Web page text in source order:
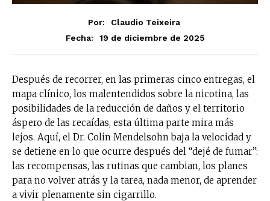
Por:
Claudio Teixeira
Fecha:
19 de diciembre de 2025
Después de recorrer, en las primeras cinco entregas, el
mapa clínico, los malentendidos sobre la nicotina, las
posibilidades de la reducción de daños y el territorio
áspero de las recaídas, esta última parte mira más
lejos. Aquí, el Dr. Colin Mendelsohn baja la velocidad y
se detiene en lo que ocurre después del “dejé de fumar”:
las recompensas, las rutinas que cambian, los planes
para no volver atrás y la tarea, nada menor, de aprender
a vivir plenamente sin cigarrillo.